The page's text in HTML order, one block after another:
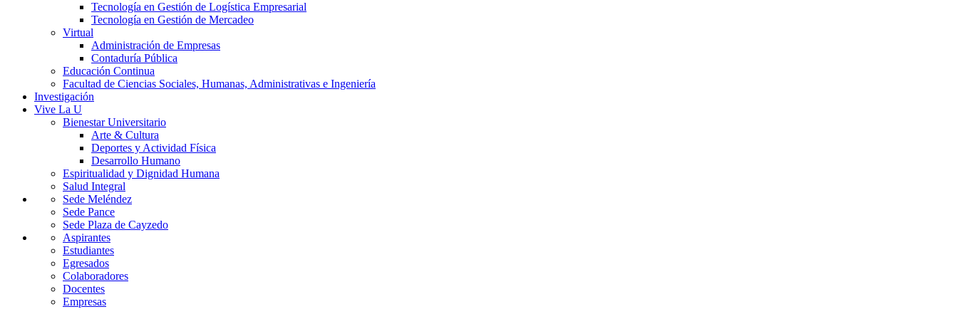
Tecnología en Gestión de Logística Empresarial
Tecnología en Gestión de Mercadeo
Virtual
Administración de Empresas
Contaduría Pública
Educación Continua
Facultad de Ciencias Sociales, Humanas, Administrativas e Ingeniería
Investigación
Vive La U
Bienestar Universitario
Arte & Cultura
Deportes y Actividad Física
Desarrollo Humano
Espiritualidad y Dignidad Humana
Salud Integral
Sede Meléndez
Sede Pance
Sede Plaza de Cayzedo
Aspirantes
Estudiantes
Egresados
Colaboradores
Docentes
Empresas